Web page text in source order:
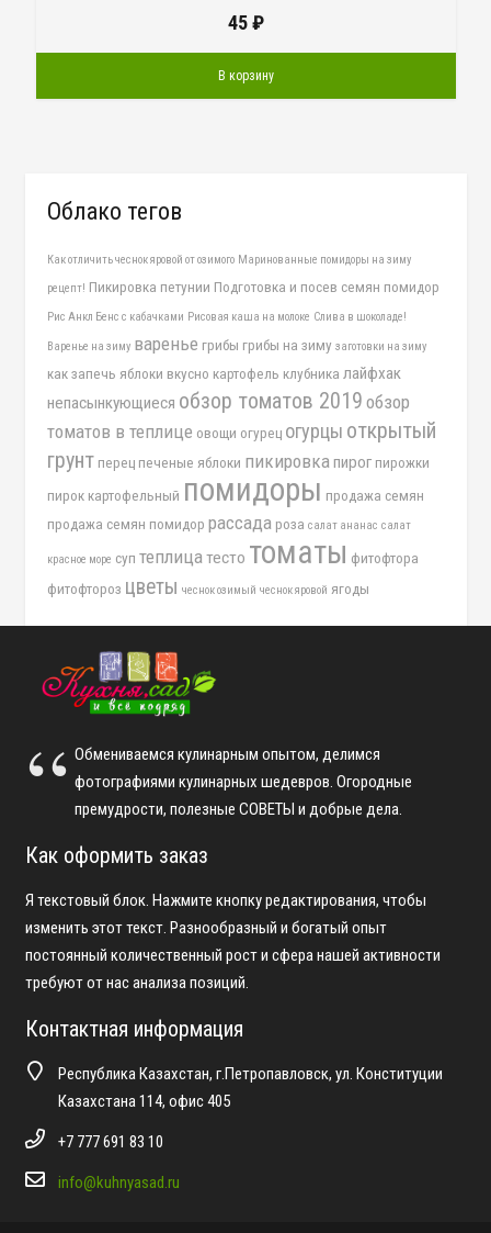
45₽
В корзину
Облако тегов
Как отличить чеснок яровой от озимого Маринованные помидоры на зиму
рецепт! Пикировка петунии Подготовка и посев семян помидор
Рис Анкл Бенс с кабачками Рисовая каша на молоке Слива в шоколаде!
Варенье на зиму варенье грибы грибы на зиму заготовки на зиму
как запечь яблоки вкусно картофель клубника лайфхак
непасынкующиеся обзор томатов 2019 обзор
томатов в теплице овощи огурец огурцы открытый
грунт перец печеные яблоки пикировка пирог пирожки
пирок картофельный помидоры продажа семян
продажа семян помидор рассада роза салат ананас салат
красное море суп теплица тесто томаты фитофтора
фитофтороз цветы чеснок озимый чеснок яровой ягоды
Обмениваемся кулинарным опытом, делимся
фотографиями кулинарных шедевров. Огородные
премудрости, полезные СОВЕТЫ и добрые дела.
Как оформить заказ
Я текстовый блок. Нажмите кнопку редактирования, чтобы
изменить этот текст. Разнообразный и богатый опыт
постоянный количественный рост и сфера нашей активности
требуют от нас анализа позиций.
Контактная информация
Республика Казахстан, г.Петропавловск, ул. Конституции
Казахстана 114, офис 405
+7 777 691 83 10
info@kuhnyasad.ru